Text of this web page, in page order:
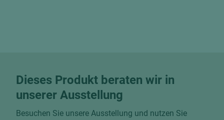
Dieses Produkt beraten wir in
unserer Ausstellung
Besuchen Sie unsere Ausstellung und nutzen Sie